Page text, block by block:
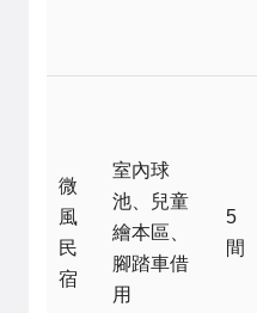
微
風
民
宿
室內球
池、兒童
繪本區、
腳踏車借
用
5
間